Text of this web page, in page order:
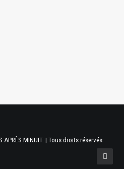
MINUIT. | Tous droits réservés.